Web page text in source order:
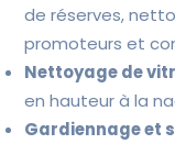
de réserves,
promoteurs et
Nettoyage de
en hauteur à la
Gardiennage et